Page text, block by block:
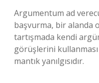
Argumentum ad
başvurma, bir
tartışmada kendi
görüşlerini
mantık yanılgısıdır.